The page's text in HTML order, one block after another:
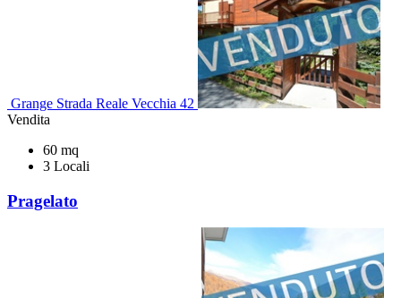
Grange Strada Reale Vecchia 42
Vendita
60 mq
3 Locali
Pragelato